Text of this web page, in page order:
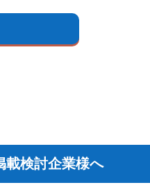
載検討企業様へ